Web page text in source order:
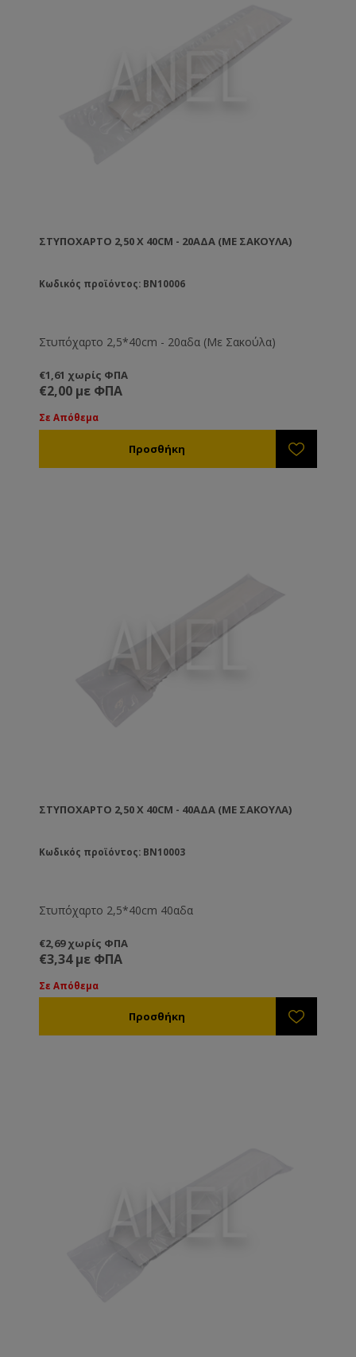
ΣΤΥΠΌΧΑΡΤΟ 2,50 X 40CM - 20ΑΔΑ (ΜΕ ΣΑΚΟΎΛΑ)
Κωδικός προϊόντος: BN10006
Στυπόχαρτο 2,5*40cm - 20αδα (Με Σακούλα)
€1,61 χωρίς ΦΠΑ
€2,00 με ΦΠΑ
Σε Απόθεμα
ΣΤΥΠΌΧΑΡΤΟ 2,50 X 40CM - 40ΑΔΑ (ΜΕ ΣΑΚΟΎΛΑ)
Κωδικός προϊόντος: BN10003
Στυπόχαρτο 2,5*40cm 40αδα
€2,69 χωρίς ΦΠΑ
€3,34 με ΦΠΑ
Σε Απόθεμα